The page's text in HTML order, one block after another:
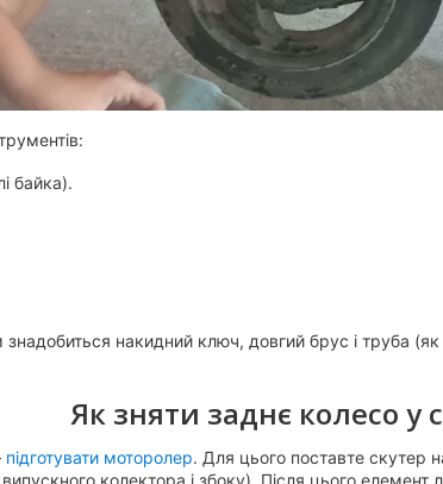
байка).
накидний ключ, довгий брус і труба (як
Як зняти заднє колесо у
підготувати моторолер. Для цього поставте скутер
колектора і збоку). Після цього